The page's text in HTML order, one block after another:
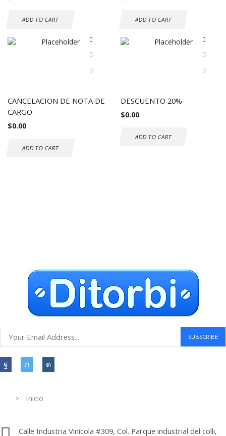
ADD TO CART ADD TO CART
CANCELACION DE NOTA DE
CARGO
$0.00
ADD TO CART
DESCUENTO 20%
$0.00
ADD TO CART
> Inicio
Calle Industria Vinícola #309, Col. Parque industrial del colli,